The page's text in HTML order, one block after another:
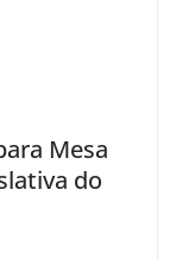
Mesa
do